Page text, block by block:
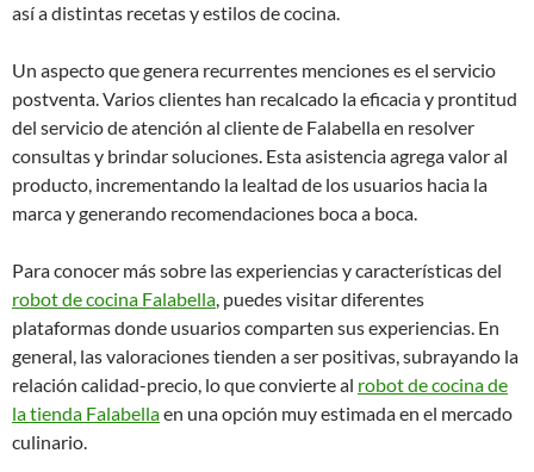
así a distintas recetas y estilos de cocina.
Un aspecto que genera recurrentes menciones es el servicio
postventa. Varios clientes han recalcado la eficacia y prontitud
del servicio de atención al cliente de Falabella en resolver
consultas y brindar soluciones. Esta asistencia agrega valor al
producto, incrementando la lealtad de los usuarios hacia la
marca y generando recomendaciones boca a boca.
Para conocer más sobre las experiencias y características del
robot de cocina Falabella, puedes visitar diferentes
plataformas donde usuarios comparten sus experiencias. En
general, las valoraciones tienden a ser positivas, subrayando la
relación calidad-precio, lo que convierte al robot de cocina de
la tienda Falabellaen una opción muy estimada en el mercado
culinario.